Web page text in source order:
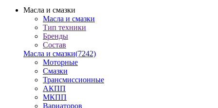
Масла и смазки
Масла и смазки
Тип техники
Бренды
Состав
Масла и смазки(7242)
Моторные
Смазки
Трансмиссионные
АКПП
МКПП
Вариаторов